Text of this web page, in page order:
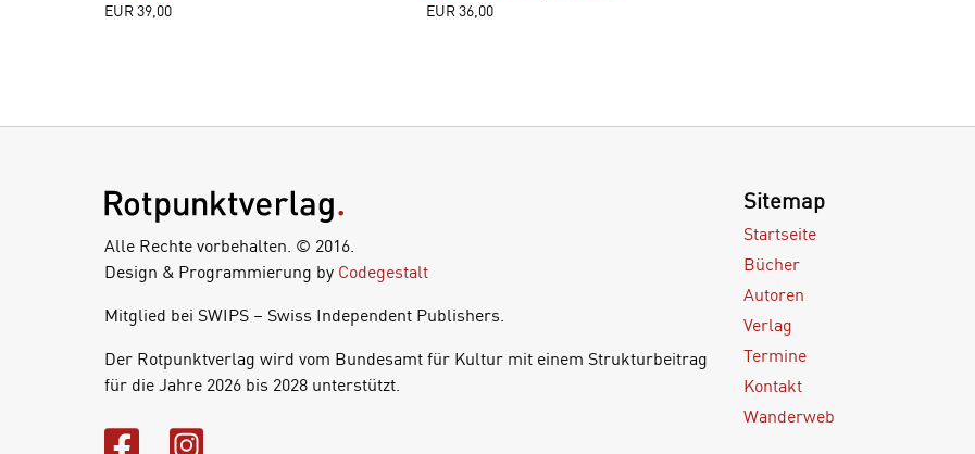
EUR39,00
EUR 36,00
Alle Rechte vorbehalten. © 2016.
Design & Programmierung by Codegestalt
Mitglied bei SWIPS – Swiss Independent Publishers.
Der Rotpunktverlag wird vom Bundesamt für Kultur mit einem Strukturbeitrag
für die Jahre 2026 bis 2028 unterstützt.
Sitemap
Startseite
Bücher
Autoren
Verlag
Termine
Kontakt
Wanderweb